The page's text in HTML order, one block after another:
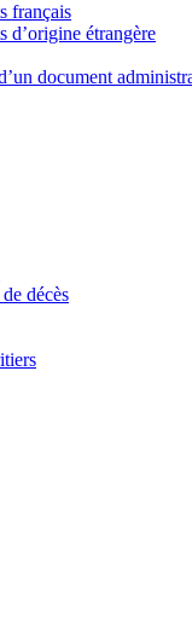
français
d’origine étrangère
document
décès